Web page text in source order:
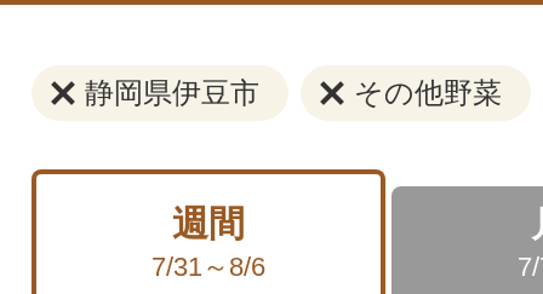
静岡県伊豆市 その他野菜
週間
7/31～8/6